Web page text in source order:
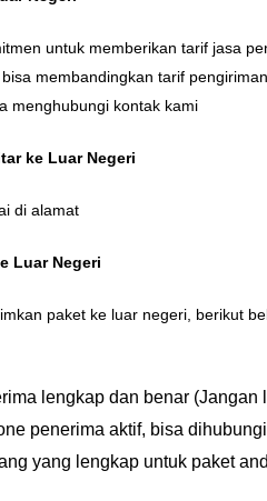
untuk memberikan tarif jasa
membandingkan tarif
menghubungi kontak kami
ke Luar Negeri
di alamat
Luar Negeri
paket ke luar negeri, berikut
lengkap dan benar
penerima aktif, bisa
yang lengkap untuk paket